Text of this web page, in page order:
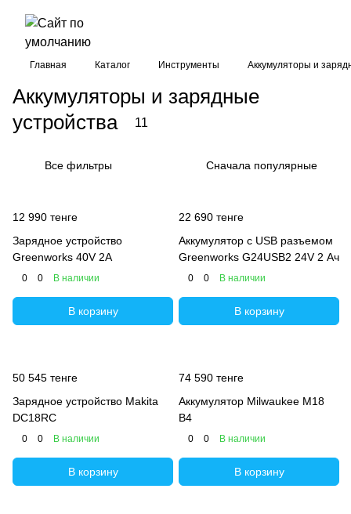
Главная Каталог Инструменты Аккумуляторы и
Аккумуляторы и зарядные
устройства
11
Все фильтры Сначала популярные
12 990 тенге
Зарядное устройство
Greenworks 40V 2A
0 0 В наличии
В корзину
22 690 тенге
Аккумулятор с USB разъемом
Greenworks G24USB2 24V 2 Ач
0 0 В наличии
В корзину
50 545 тенге
Зарядное устройство Makita
DC18RC
0 0 В наличии
В корзину
74 590 тенге
Аккумулятор Milwaukee M18
B4
0 0 В наличии
В корзину